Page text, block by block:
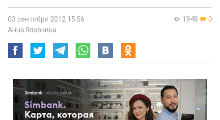
1948 0
03 сентября 2012 15:56
Анна Яловкина